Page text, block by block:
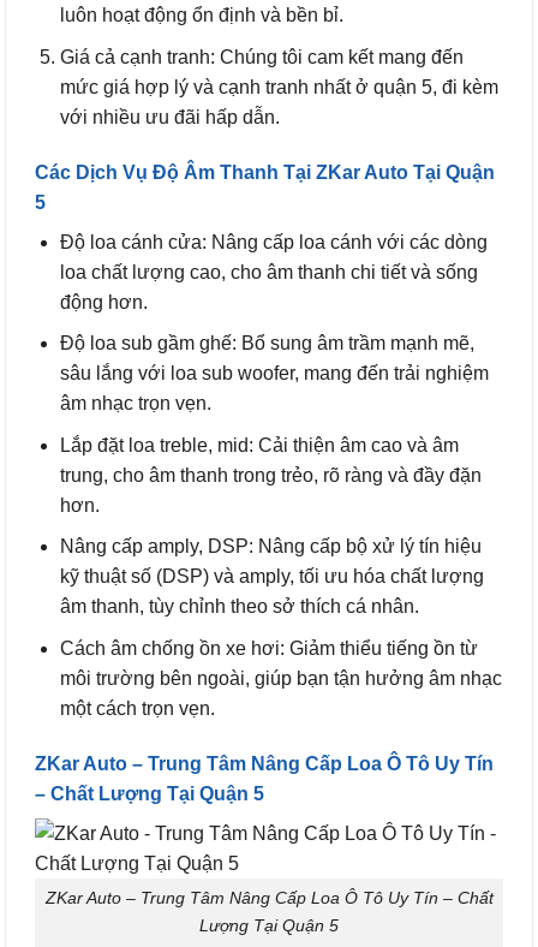
luôn hoạt động ổn định và bền bỉ.
Giá cả cạnh tranh: Chúng tôi cam kết mang đến
mức giá hợp lý và cạnh tranh nhất ở quận 5, đi kèm
với nhiều ưu đãi hấp dẫn.
Các Dịch Vụ Độ Âm Thanh Tại ZKar Auto Tại Quận
5
Độ loa cánh cửa: Nâng cấp loa cánh với các dòng
loa chất lượng cao, cho âm thanh chi tiết và sống
động hơn.
Độ loa sub gầm ghế: Bổ sung âm trầm mạnh mẽ,
sâu lắng với loa sub woofer, mang đến trải nghiệm
âm nhạc trọn vẹn.
Lắp đặt loa treble, mid: Cải thiện âm cao và âm
trung, cho âm thanh trong trẻo, rõ ràng và đầy đặn
hơn.
Nâng cấp amply, DSP: Nâng cấp bộ xử lý tín hiệu
kỹ thuật số (DSP) và amply, tối ưu hóa chất lượng
âm thanh, tùy chỉnh theo sở thích cá nhân.
Cách âm chống ồn xe hơi: Giảm thiểu tiếng ồn từ
môi trường bên ngoài, giúp bạn tận hưởng âm nhạc
một cách trọn vẹn.
ZKar Auto – Trung Tâm Nâng Cấp Loa Ô Tô Uy Tín
– Chất Lượng Tại Quận 5
ZKar Auto – Trung Tâm Nâng Cấp Loa Ô Tô Uy Tín – Chất
Lượng Tại Quận 5